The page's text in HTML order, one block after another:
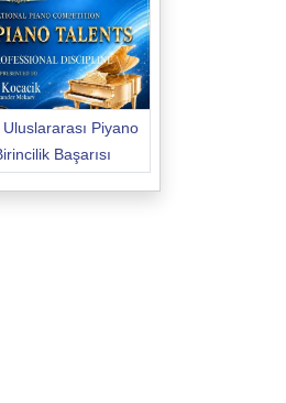
Piyano
Başarısı